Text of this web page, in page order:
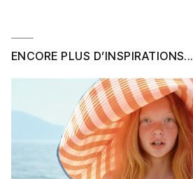
ENCORE PLUS D’INSPIRATIONS...